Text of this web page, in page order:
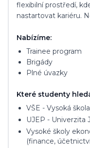
flexibilní prostředí,
nastartovat kariéru.
Nabízíme:
Trainee program
Brigády
Plné úvazky
Které studenty
VŠE - Vysoká
UJEP - Univerzita
Vysoké školy
(finance,